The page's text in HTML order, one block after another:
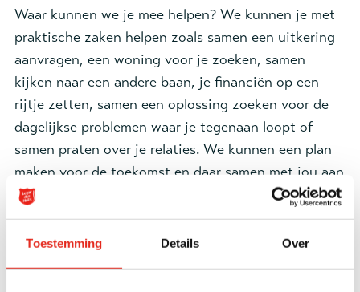
Toestemming Details Over
Waar kunnen we je mee helpen? We kunnen je met
praktische zaken helpen zoals samen een uitkering
aanvragen, een woning voor je zoeken, samen
kijken naar een andere baan, je financiën op een
rijtje zetten, samen een oplossing zoeken voor de
dagelijkse problemen waar je tegenaan loopt of
samen praten over je relaties. We kunnen een plan
maken voor de toekomst en daar samen met jou aan
gaan werken. Daar zijn we voor en dat doen we
graag!